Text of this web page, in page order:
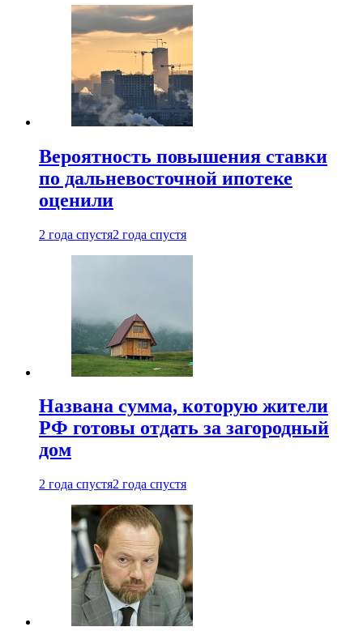
Вероятность повышения ставки
по дальневосточной ипотеке
оценили
2 года спустя2 года спустя
Названа сумма, которую жители
РФ готовы отдать за загородный
дом
2 года спустя2 года спустя